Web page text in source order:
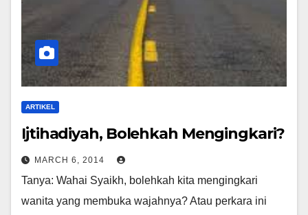
ARTIKEL
Ijtihadiyah, Bolehkah Mengingkari?
MARCH 6, 2014
Tanya: Wahai Syaikh, bolehkah kita mengingkari
wanita yang membuka wajahnya? Atau perkara ini